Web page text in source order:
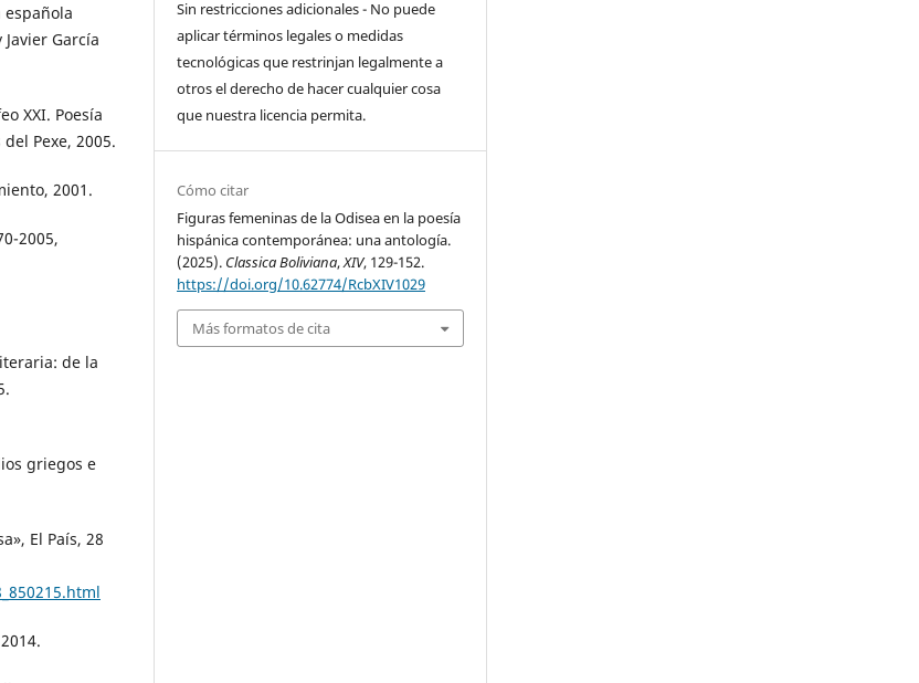
española
García
XXI. Poesía
Pexe, 2005.
2001.
2005,
de la
griegos e
El País, 28
Sin restricciones adicionales - No puede
aplicar términos legales o medidas
tecnológicas que restrinjan legalmente a
otros el derecho de hacer cualquier cosa
que nuestra licencia permita.
Cómo citar
Figuras femeninas de la Odisea en la poesía
hispánica contemporánea: una antología.
(2025). Classica Boliviana,XIV, 129-152.
https://doi.org/10.62774/RcbXIV1029
Más formatos de cita